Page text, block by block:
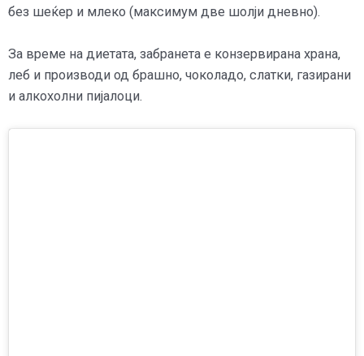
без шеќер и млеко (максимум две шолји дневно).
За време на диетата, забранета е конзервирана храна,
леб и производи од брашно, чоколадо, слатки, газирани
и алкохолни пијалоци.